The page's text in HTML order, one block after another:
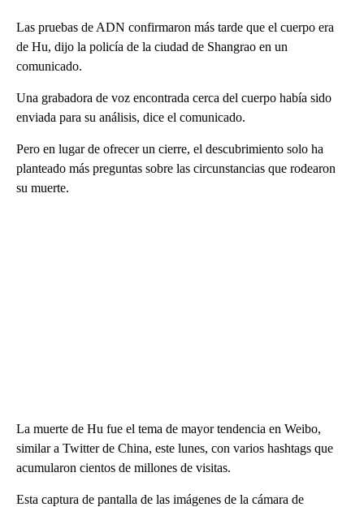
Las pruebas de ADN confirmaron más tarde que el cuerpo era
de Hu, dijo la policía de la ciudad de Shangrao en un
comunicado.
Una grabadora de voz encontrada cerca del cuerpo había sido
enviada para su análisis, dice el comunicado.
Pero en lugar de ofrecer un cierre, el descubrimiento solo ha
planteado más preguntas sobre las circunstancias que rodearon
su muerte.
La muerte de Hu fue el tema de mayor tendencia en Weibo,
similar a Twitter de China, este lunes, con varios hashtags que
acumularon cientos de millones de visitas.
Esta captura de pantalla de las imágenes de la cámara de